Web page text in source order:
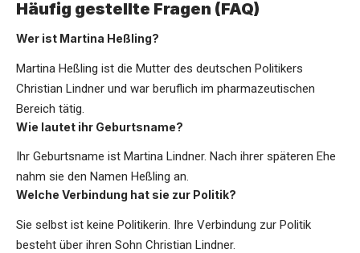
Häufig gestellte Fragen (FAQ)
Wer ist Martina Heßling?
Martina Heßling ist die Mutter des deutschen Politikers
Christian Lindner und war beruflich im pharmazeutischen
Bereich tätig.
Wie lautet ihr Geburtsname?
Ihr Geburtsname ist Martina Lindner. Nach ihrer späteren Ehe
nahm sie den Namen Heßling an.
Welche Verbindung hat sie zur Politik?
Sie selbst ist keine Politikerin. Ihre Verbindung zur Politik
besteht über ihren Sohn Christian Lindner.